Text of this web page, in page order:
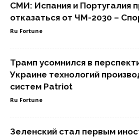
СМИ: Испания и Португалия
отказаться от ЧМ-2030 –
Ru Fortune
Трамп усомнился в
Украине технологий
систем Patriot
Ru Fortune
Зеленский стал первым